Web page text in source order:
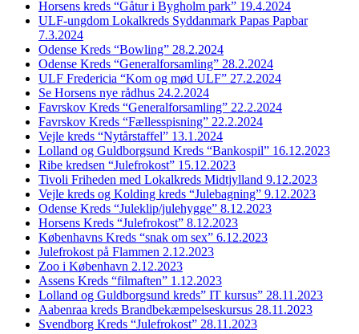
Horsens kreds “Gåtur i Bygholm park” 19.4.2024
ULF-ungdom Lokalkreds Syddanmark Papas Papbar
7.3.2024
Odense Kreds “Bowling” 28.2.2024
Odense Kreds “Generalforsamling” 28.2.2024
ULF Fredericia “Kom og mød ULF” 27.2.2024
Se Horsens nye rådhus 24.2.2024
Favrskov Kreds “Generalforsamling” 22.2.2024
Favrskov Kreds “Fællesspisning” 22.2.2024
Vejle kreds “Nytårstaffel” 13.1.2024
Lolland og Guldborgsund Kreds “Bankospil” 16.12.2023
Ribe kredsen “Julefrokost” 15.12.2023
Tivoli Friheden med Lokalkreds Midtjylland 9.12.2023
Vejle kreds og Kolding kreds “Julebagning” 9.12.2023
Odense Kreds “Juleklip/julehygge” 8.12.2023
Horsens Kreds “Julefrokost” 8.12.2023
Københavns Kreds “snak om sex” 6.12.2023
Julefrokost på Flammen 2.12.2023
Zoo i København 2.12.2023
Assens Kreds “filmaften” 1.12.2023
Lolland og Guldborgsund kreds” IT kursus” 28.11.2023
Aabenraa kreds Brandbekæmpelseskursus 28.11.2023
Svendborg Kreds “Julefrokost” 28.11.2023